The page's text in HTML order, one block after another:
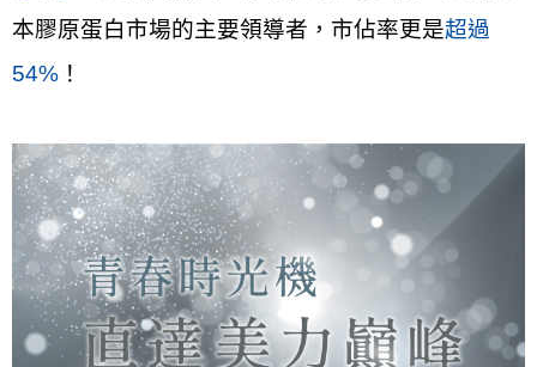
本膠原蛋白市場的主要領導者，市佔率更是超過
54% ！